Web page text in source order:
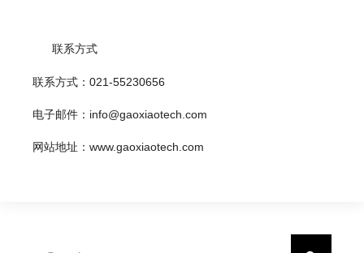
联系方式
联系方式：021-55230656
电子邮件：info@gaoxiaotech.com
网站地址：www.gaoxiaotech.com